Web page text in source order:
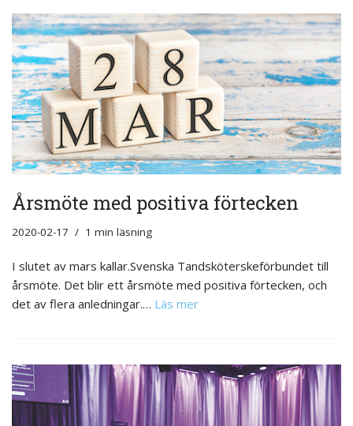
Årsmöte med positiva förtecken
2020-02-17 1 min läsning
I slutet av mars kallar.Svenska Tandsköterskeförbundet till
årsmöte. Det blir ett årsmöte med positiva förtecken, och
det av flera anledningar.… Läs mer